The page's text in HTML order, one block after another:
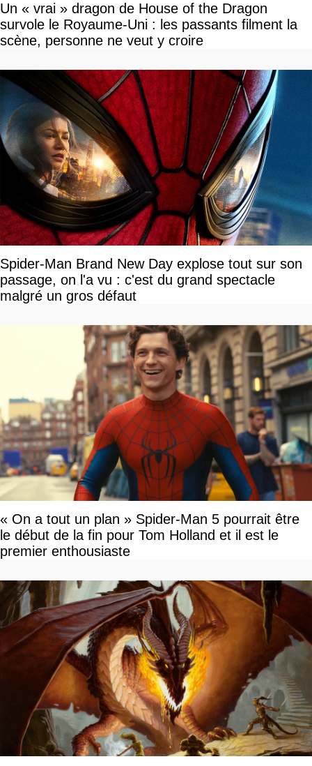
Un « vrai » dragon de House of the Dragon
survole le Royaume-Uni : les passants filment la
scène, personne ne veut y croire
Spider-Man Brand New Day explose tout sur son
passage, on l'a vu : c'est du grand spectacle
malgré un gros défaut
« On a tout un plan » Spider-Man 5 pourrait être
le début de la fin pour Tom Holland et il est le
premier enthousiaste